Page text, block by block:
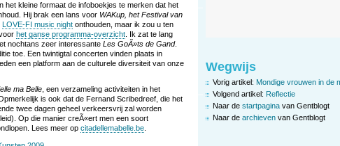
het kleine formaat de infoboekjes te merken dat het
Hij brak een lans voor WAKup, het Festival van
LOVE-FI music night onthouden, maar ik zou u ten
het ganse programma-overzicht . Ik zat te lang
nochtans zeer interessante Les GoÃ»ts de Gand.
toe. Een twintigtal concerten vinden plaats in
een platform aan de culturele diversiteit van onze
ma Belle , een verzameling activiteiten in het
is ook dat de Fernand Scribedreef, die het
twee dagen geheel verkeersvrij zal worden
Op die manier creÃ«ert men een soort
Lees meer op citadellemabelle.be
Wegwijs
Vorig artikel: Mondige vrouwen in de
Volgend artikel: Reflectie
Naar de startpagina van Gentblogt
Naar de archieven van Gentblogt